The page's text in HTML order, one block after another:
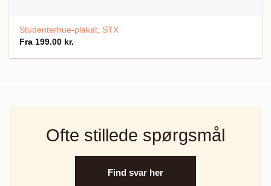
Studenterhue-plakat, STX
Fra 199.00 kr.
Ofte stillede spørgsmål
Find svar her